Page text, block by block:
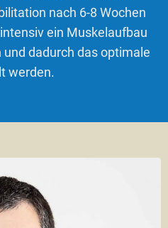
nach 6-8 Wochen
ein Muskelaufbau
dadurch das optimale
werden.